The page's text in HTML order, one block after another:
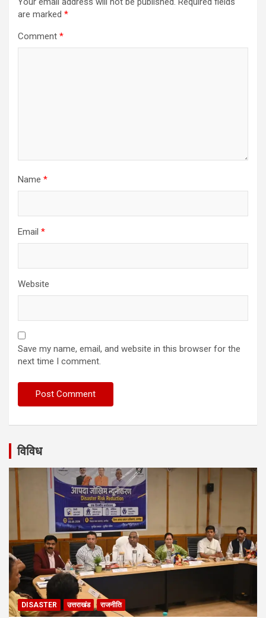
are marked *
Comment *
Name *
Email *
Website
Save my name, email, and website in this browser for the
next time I comment.
विविध
DISASTER उत्तराखंड राजनीति